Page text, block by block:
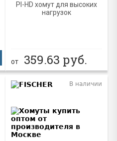
PI-HD хомут для высоких
нагрузок
от 359.63 руб.
В наличии